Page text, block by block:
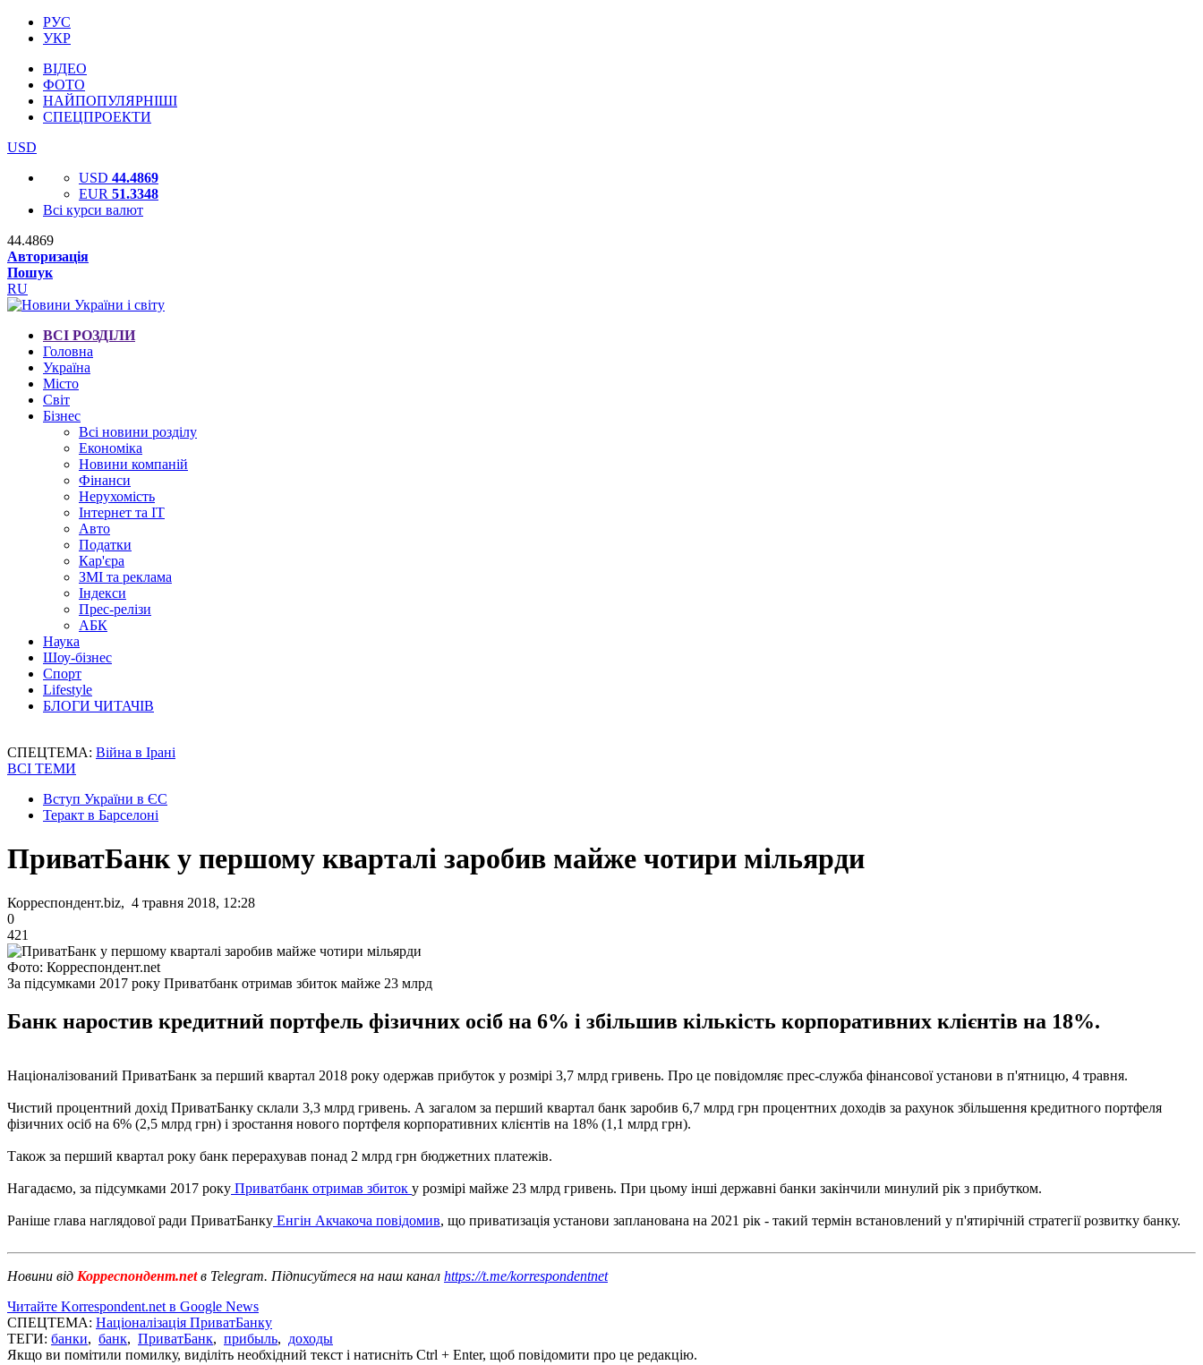
РУС
УКР
ВІДЕО
ФОТО
НАЙПОПУЛЯРНІШІ
СПЕЦПРОЕКТИ
USD
USD 44.4869
EUR 51.3348
Всі курси валют
44.4869
Авторизація
Пошук
RU
ВСІ РОЗДІЛИ
Головна
Україна
Місто
Світ
Бізнес
Всі новини розділу
Економіка
Новини компаній
Фінанси
Нерухомість
Інтернет та IT
Авто
Податки
Кар'єра
ЗМІ та реклама
Індекси
Прес-релізи
АБК
Наука
Шоу-бізнес
Спорт
Lifestyle
БЛОГИ ЧИТАЧІВ
СПЕЦТЕМА: Війна в Ірані
ВСІ ТЕМИ
Вступ України в ЄС
Теракт в Барселоні
ПриватБанк у першому кварталі заробив майже чотири мільярди
Корреспондент.biz, 4 травня 2018, 12:28
0
421
Фото: Корреспондент.net
За підсумками 2017 року Приватбанк отримав збиток майже 23 млрд
Банк наростив кредитний портфель фізичних осіб на 6% і збільшив кількість корпоративних клієнтів на 18%.
Націоналізований ПриватБанк за перший квартал 2018 року одержав прибуток у розмірі 3,7 млрд гривень. Про це повідомляє прес-служба фінансової установи в п'ятницю, 4 травня.
Чистий процентний дохід ПриватБанку склали 3,3 млрд гривень. А загалом за перший квартал банк заробив 6,7 млрд грн процентних доходів за рахунок збільшення кредитного портфеля
фізичних осіб на 6% (2,5 млрд грн) і зростання нового портфеля корпоративних клієнтів на 18% (1,1 млрд грн).
Також за перший квартал року банк перерахував понад 2 млрд грн бюджетних платежів.
Нагадаємо, за підсумками 2017 року Приватбанк отримав збиток у розмірі майже 23 млрд гривень. При цьому інші державні банки закінчили минулий рік з прибутком.
Раніше глава наглядової ради ПриватБанку Енгін Акчакоча повідомив, що приватизація установи запланована на 2021 рік - такий термін встановлений у п'ятирічній стратегії розвитку банку.
Новини від Корреспондент.netв Telegram. Підписуйтеся на наш канал https://t.me/korrespondentnet
Читайте Korrespondent.net в Google News
СПЕЦТЕМА: Націоналізація ПриватБанку
ТЕГИ: банки, банк, ПриватБанк, прибыль, доходы
Якщо ви помітили помилку, виділіть необхідний текст і натисніть Ctrl + Enter, щоб повідомити про це редакцію.